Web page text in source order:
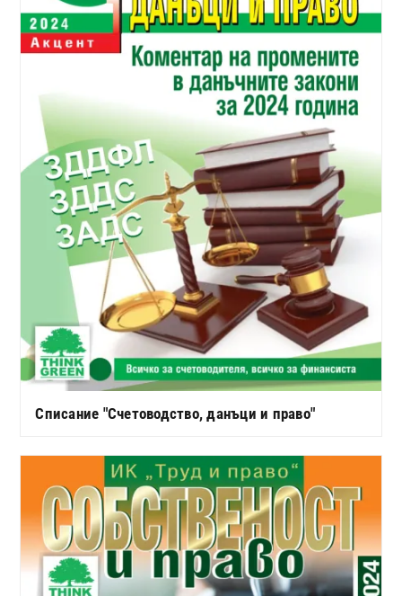
Списание "Счетоводство, данъци и право"